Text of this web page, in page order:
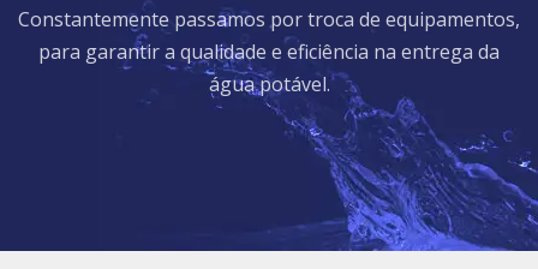
Constantemente passamos por troca de equipamentos,
para garantir a qualidade e eficiência na entrega da
água potável.